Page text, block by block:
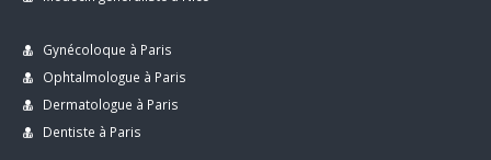
Gynécoloque à Paris
Ophtalmologue à Paris
Dermatologue à Paris
Dentiste à Paris